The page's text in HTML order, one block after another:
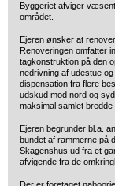
Byggeriet afviger
området.
Ejeren ønsker at
Renoveringen omfatter
tagkonstruktion på den
nedrivning af udestue
dispensation fra flere
udskud mod nord og
maksimal samlet
Ejeren begrunder bl.a.
bundet af rammerne på
Skagenshus ud fra et
afvigende fra de